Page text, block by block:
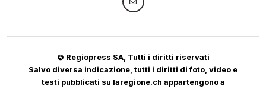
© Regiopress SA, Tutti i diritti riservati
Salvo diversa indicazione, tutti i diritti di foto, video e
testi pubblicati su laregione.ch appartengono a